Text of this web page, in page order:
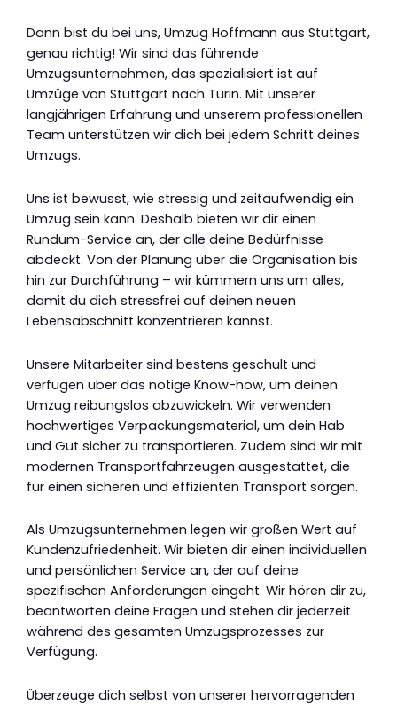
Dann bist du bei uns, Umzug Hoffmann aus Stuttgart,
genau richtig! Wir sind das führende
Umzugsunternehmen, das spezialisiert ist auf
Umzüge von Stuttgart nach Turin. Mit unserer
langjährigen Erfahrung und unserem professionellen
Team unterstützen wir dich bei jedem Schritt deines
Umzugs.
Uns ist bewusst, wie stressig und zeitaufwendig ein
Umzug sein kann. Deshalb bieten wir dir einen
Rundum-Service an, der alle deine Bedürfnisse
abdeckt. Von der Planung über die Organisation bis
hin zur Durchführung – wir kümmern uns um alles,
damit du dich stressfrei auf deinen neuen
Lebensabschnitt konzentrieren kannst.
Unsere Mitarbeiter sind bestens geschult und
verfügen über das nötige Know-how, um deinen
Umzug reibungslos abzuwickeln. Wir verwenden
hochwertiges Verpackungsmaterial, um dein Hab
und Gut sicher zu transportieren. Zudem sind wir mit
modernen Transportfahrzeugen ausgestattet, die
für einen sicheren und effizienten Transport sorgen.
Als Umzugsunternehmen legen wir großen Wert auf
Kundenzufriedenheit. Wir bieten dir einen individuellen
und persönlichen Service an, der auf deine
spezifischen Anforderungen eingeht. Wir hören dir zu,
beantworten deine Fragen und stehen dir jederzeit
während des gesamten Umzugsprozesses zur
Verfügung.
Überzeuge dich selbst von unserer hervorragenden